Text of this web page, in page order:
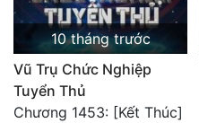
10 tháng trước
Vũ Trụ Chức Nghiệp
Tuyển Thủ
Chương 1453: [Kết Thúc]